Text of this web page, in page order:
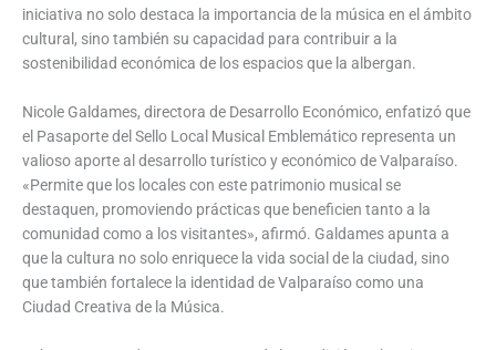
iniciativa no solo destaca la importancia de la música en el ámbito
cultural, sino también su capacidad para contribuir a la
sostenibilidad económica de los espacios que la albergan.
Nicole Galdames, directora de Desarrollo Económico, enfatizó que
el Pasaporte del Sello Local Musical Emblemático representa un
valioso aporte al desarrollo turístico y económico de Valparaíso.
«Permite que los locales con este patrimonio musical se
destaquen, promoviendo prácticas que beneficien tanto a la
comunidad como a los visitantes», afirmó. Galdames apunta a
que la cultura no solo enriquece la vida social de la ciudad, sino
que también fortalece la identidad de Valparaíso como una
Ciudad Creativa de la Música.